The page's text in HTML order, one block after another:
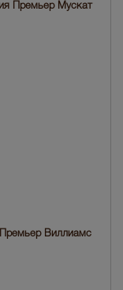
Премьер Мускат
Премьер Виллиамс